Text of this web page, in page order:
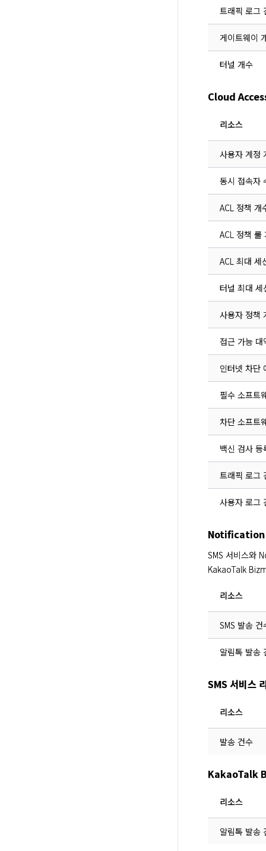
트래픽 로그
게이트웨이
터널 개수
Cloud
리소스
사용자 계정
동시 접속자
ACL 정책 개
ACL 정책 룰
ACL 최대 세
터널 최대 세
사용자 정책
접근 가능 대
인터넷 차단
필수 소프트
차단 소프트
백신 검사 등
트래픽 로그
사용자 로그
Notification
SMS 서비스와
KakaoTalk
리소스
SMS 발송 건
알림톡 발송
SMS 서비스
리소스
발송 건수
KakaoTalk
리소스
알림톡 발송